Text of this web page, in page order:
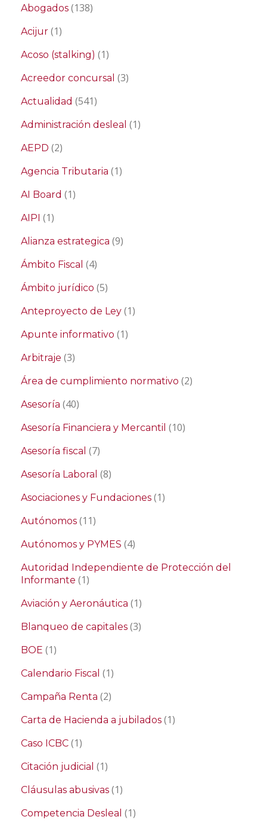
Abogados (138)
Acijur (1)
Acoso (stalking) (1)
Acreedor concursal (3)
Actualidad (541)
Administración desleal (1)
AEPD (2)
Agencia Tributaria (1)
AI Board (1)
AIPI (1)
Alianza estrategica (9)
Ámbito Fiscal (4)
Ámbito jurídico (5)
Anteproyecto de Ley (1)
Apunte informativo (1)
Arbitraje (3)
Área de cumplimiento normativo (2)
Asesoría (40)
Asesoría Financiera y Mercantil (10)
Asesoría fiscal (7)
Asesoría Laboral (8)
Asociaciones y Fundaciones (1)
Autónomos (11)
Autónomos y PYMES (4)
Autoridad Independiente de Protección del
Informante (1)
Aviación y Aeronáutica (1)
Blanqueo de capitales (3)
BOE (1)
Calendario Fiscal (1)
Campaña Renta (2)
Carta de Hacienda a jubilados (1)
Caso ICBC (1)
Citación judicial (1)
Cláusulas abusivas (1)
Competencia Desleal (1)